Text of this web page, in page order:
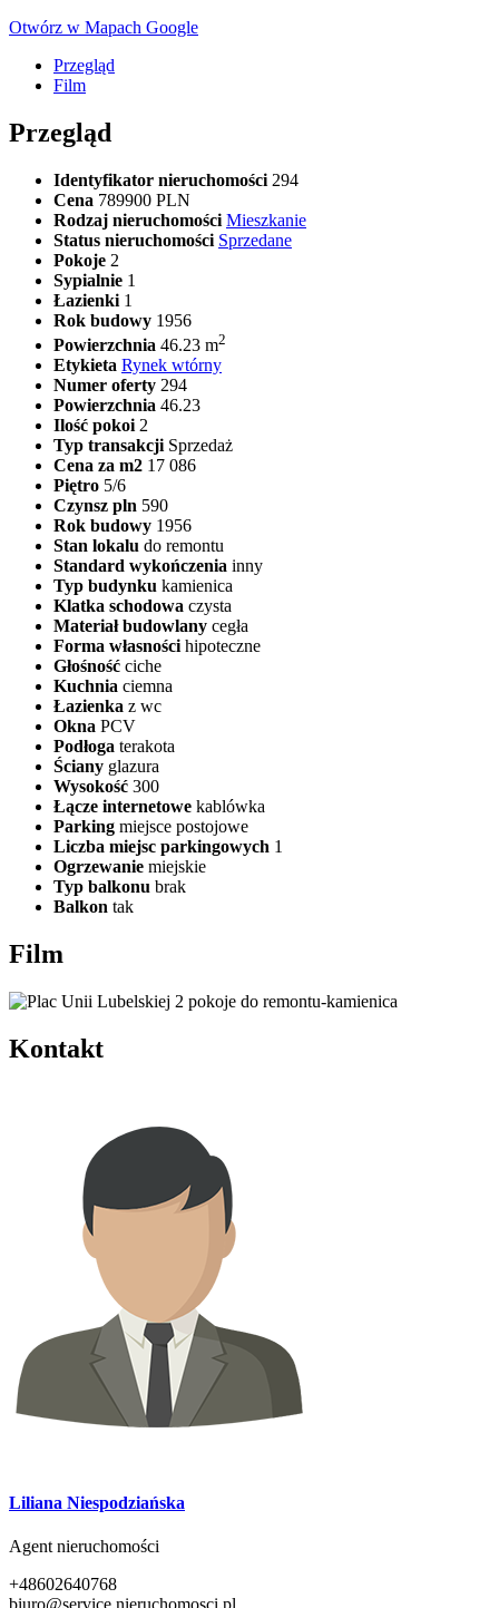
Otwórz w Mapach Google
Przegląd
Film
Przegląd
Identyfikator nieruchomości 294
Cena 789900 PLN
Rodzaj nieruchomości Mieszkanie
Status nieruchomości Sprzedane
Pokoje 2
Sypialnie 1
Łazienki 1
Rok budowy 1956
Powierzchnia 46.23 m2
Etykieta Rynek wtórny
Numer oferty 294
Powierzchnia 46.23
Ilość pokoi 2
Typ transakcji Sprzedaż
Cena za m2 17 086
Piętro 5/6
Czynsz pln 590
Rok budowy 1956
Stan lokalu do remontu
Standard wykończenia inny
Typ budynku kamienica
Klatka schodowa czysta
Materiał budowlany cegła
Forma własności hipoteczne
Głośność ciche
Kuchnia ciemna
Łazienka z wc
Okna PCV
Podłoga terakota
Ściany glazura
Wysokość 300
Łącze internetowe kablówka
Parking miejsce postojowe
Liczba miejsc parkingowych 1
Ogrzewanie miejskie
Typ balkonu brak
Balkon tak
Film
Kontakt
Liliana Niespodziańska
Agent nieruchomości
+48602640768
biuro@service.nieruchomosci.pl